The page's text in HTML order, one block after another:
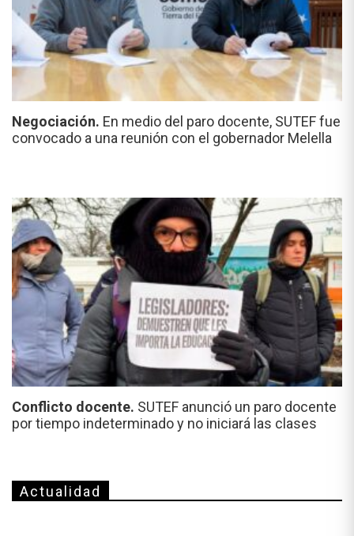
Negociación. En medio del paro docente, SUTEF fue
convocado a una reunión con el gobernador Melella
Conflicto docente. SUTEF anunció un paro docente
por tiempo indeterminado y no iniciará las clases
Actualidad